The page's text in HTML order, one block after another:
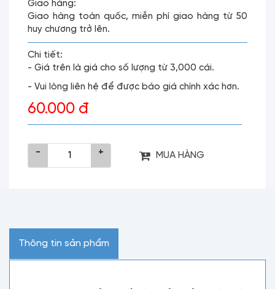
Giao hàng:
Giao hàng toàn quốc, miễn phí giao hàng từ 50
huy chương trở lên.
Chi tiết:
- Giá trên là giá cho số lượng từ 3,000 cái.
- Vui lòng liên hệ để được báo giá chính xác hơn.
60.000 đ
- + MUA HÀNG
Thông tin sản phẩm